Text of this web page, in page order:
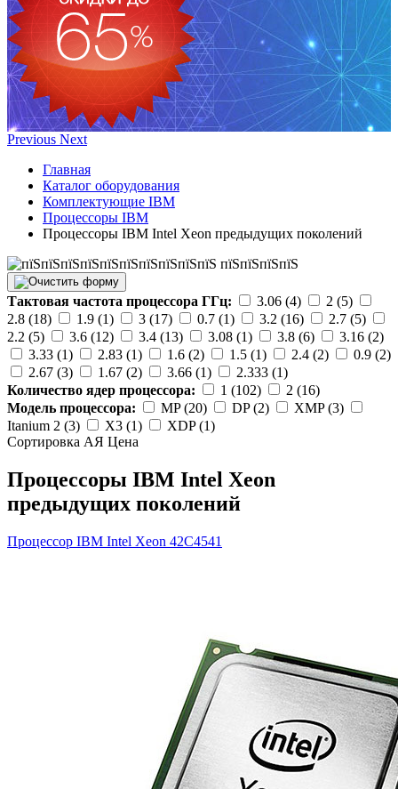
Previous Next
Главная
Каталог оборудования
Комплектующие IBM
Процессоры IBM
Процессоры IBM Intel Xeon предыдущих поколений
Тактовая частота процессора ГГц: 3.06 (4)
2 (5)
2.8 (18)
1.9 (1) 3 (17) 0.7 (1) 3.2 (16)
2.7 (5)
2.2 (5)
3.6 (12) 3.4 (13) 3.08 (1) 3.8 (6)
3.16 (2)
3.33 (1)
2.83 (1) 1.6 (2) 1.5 (1) 2.4 (2)
0.9 (2)
2.67 (3)
1.67 (2) 3.66 (1)
2.333 (1)
Количество ядер процессора:
1 (102)
2 (16)
Модель процессора:
MP (20) DP (2)
XMP (3)
Itanium 2 (3)
X3 (1)
XDP (1)
Сортировка АЯ Ценa
Процессоры IBM Intel Xeon
предыдущих поколений
Процессор IBM Intel Xeon 42C4541